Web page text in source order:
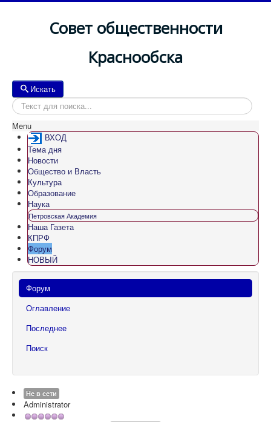
Совет общественности
Краснообска
Искать
Menu
ВХОД
Тема дня
Новости
Общество и Власть
Культура
Образование
Наука
Петровская Академия
Наша Газета
КПРФ
Форум
НОВЫЙ
Форум
Оглавление
Последнее
Поиск
Не в сети
Administrator